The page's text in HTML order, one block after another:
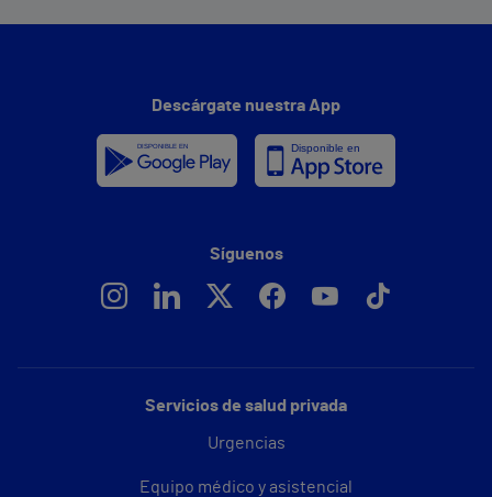
Servicios de salud privada
Urgencias
Equipo médico y asistencial
Descárgate nuestra App
Síguenos